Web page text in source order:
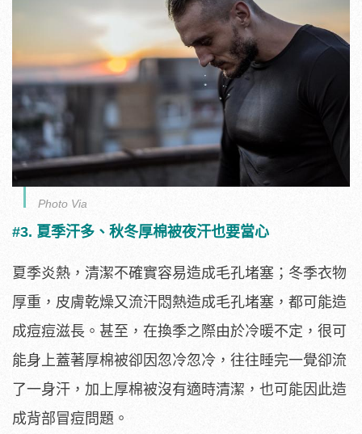
Photo Via
#3. 夏季汗多、秋冬厚棉被夜汗也要當心
夏季炎熱，清潔不確實容易造成毛孔堵塞；冬季衣物
厚重，皮膚乾燥又流汗悶熱造成毛孔堵塞，都可能造
成痘痘滋長。甚至，在換季之際由於冷暖不定，很可
能身上蓋著厚棉被卻因忽冷忽冷，往往睡完一覺卻流
了一身汗，加上厚棉被沒有適時清潔，也可能因此造
成背部冒痘問題。